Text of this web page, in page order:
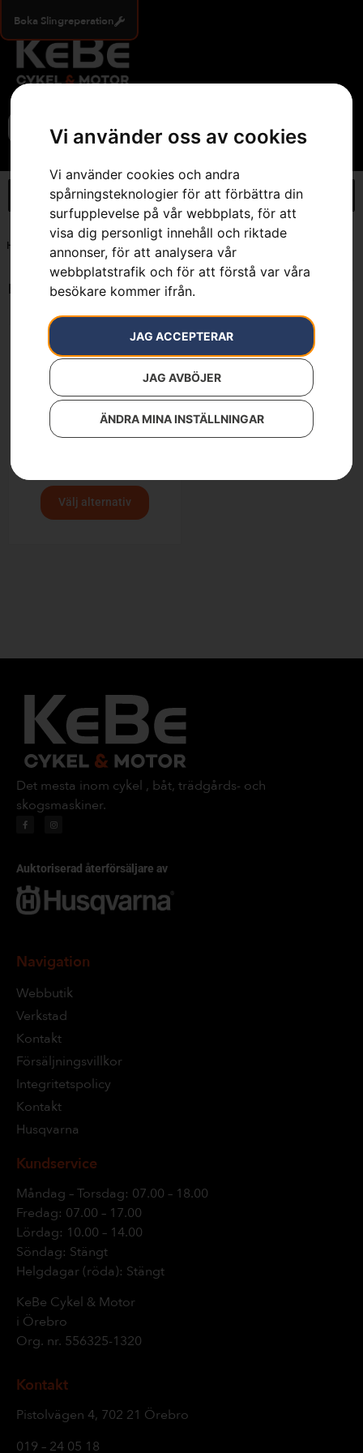
Vi använder oss av cookies
Vi använder cookies och andra
spårningsteknologier för att förbättra din
surfupplevelse på vår webbplats, för att
visa dig personligt innehåll och riktade
annonser, för att analysera vår
webbplatstrafik och för att förstå var våra
besökare kommer ifrån.
JAG ACCEPTERAR
JAG AVBÖJER
ÄNDRA MINA INSTÄLLNINGAR
Boka Slingreperation
Hem Golvmunstycke 270 mm omkopplingsbart
Endast ett sökresultat
Välj alternativ
Det mesta inom cykel , båt, trädgårds- och
skogsmaskiner.
Auktoriserad återförsäljare av
Navigation
Webbutik
Verkstad
Kontakt
Försäljningsvillkor
Integritetspolicy
Kontakt
Husqvarna
Kundservice
Måndag – Torsdag: 07.00 – 18.00
Fredag: 07.00 – 17.00
Lördag: 10.00 – 14.00
Söndag: Stängt
Helgdagar (röda): Stängt
KeBe Cykel & Motor
i Örebro
Org. nr. 556325-1320
Kontakt
Pistolvägen 4, 702 21 Örebro
019 – 24 05 18